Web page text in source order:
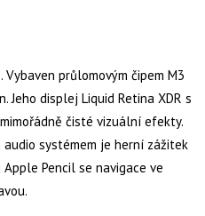
průlomovým čipem M3
Jeho displej Liquid Retina XDR s
čisté vizuální efekty.
systémem je herní zážitek
Pencil se navigace ve